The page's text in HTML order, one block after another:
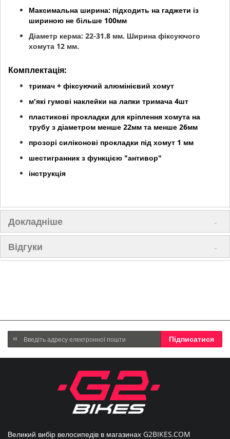
Максимальна ширина: підходить на гаджети із
шириною не більше 100мм
Діаметр керма: 22-31.8 мм. Ширина фіксуючого
хомута 12 мм.
Комплектація:
тримач + фіксуючий алюмінієвий хомут
м'які гумові наклейки на лапки тримача 4шт
пластикові прокладки для кріплення хомута на
трубу з діаметром менше 22мм та менше 26мм
прозорі силіконові прокладки під хомут 1 мм
шестигранник з функцією "антивор"
інструкція
Докладніше
Відгуки
Підпишіться
на
нашу
Підписатися
Великий вибір велосипедів в магазинах G2BIKES.COM